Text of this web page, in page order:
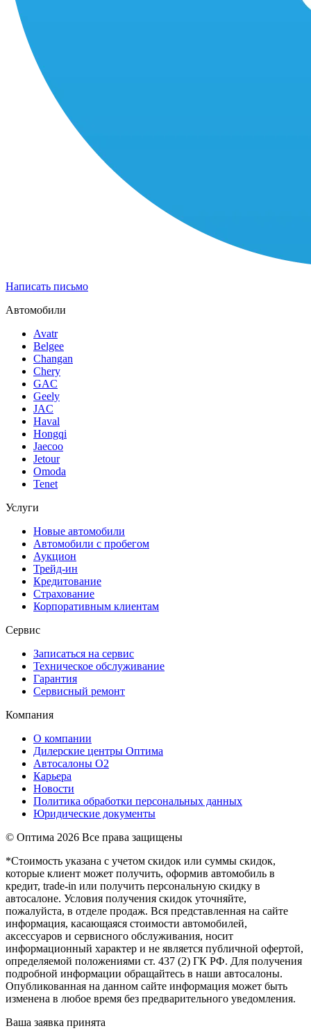
Написать письмо
Автомобили
Avatr
Belgee
Changan
Chery
GAC
Geely
JAC
Haval
Hongqi
Jaecoo
Jetour
Omoda
Tenet
Услуги
Новые автомобили
Автомобили с пробегом
Аукцион
Трейд-ин
Кредитование
Страхование
Корпоративным клиентам
Сервис
Записаться на сервис
Техническое обслуживание
Гарантия
Сервисный ремонт
Компания
О компании
Дилерские центры Оптима
Автосалоны О2
Карьера
Новости
Политика обработки персональных данных
Юридические документы
© Оптима 2026 Все права защищены
*Стоимость указана с учетом скидок или суммы скидок,
которые клиент может получить, оформив автомобиль в
кредит, trade-in или получить персональную скидку в
автосалоне. Условия получения скидок уточняйте,
пожалуйста, в отделе продаж. Вся представленная на сайте
информация, касающаяся стоимости автомобилей,
аксессуаров и сервисного обслуживания, носит
информационный характер и не является публичной офертой,
определяемой положениями ст. 437 (2) ГК РФ. Для получения
подробной информации обращайтесь в наши автосалоны.
Опубликованная на данном сайте информация может быть
изменена в любое время без предварительного уведомления.
Ваша заявка принята